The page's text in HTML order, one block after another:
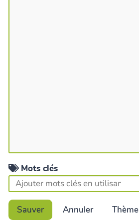
Mots clés
Sauver Annuler Thème